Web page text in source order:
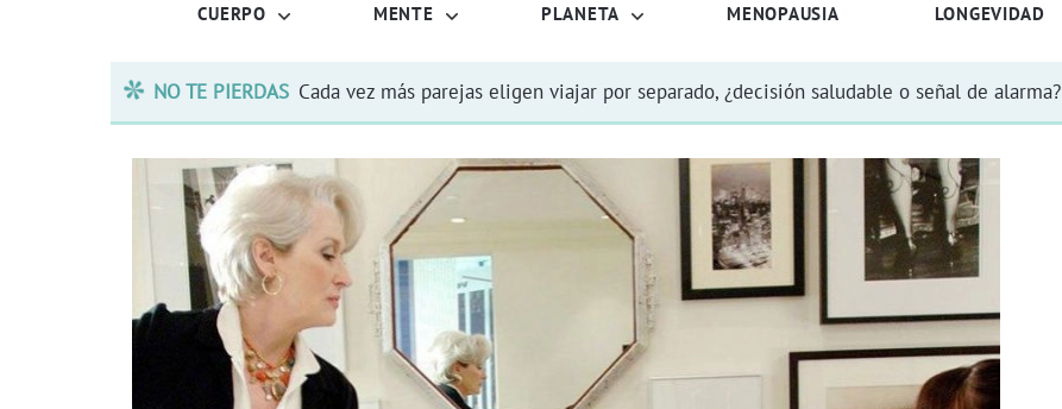
CUERPO MENTE PLANETA MENOPAUSIA LONGEVIDAD
NO TE PIERDAS Cada vez más parejas eligen viajar por separado, ¿decisión saludable o señal de alarma?